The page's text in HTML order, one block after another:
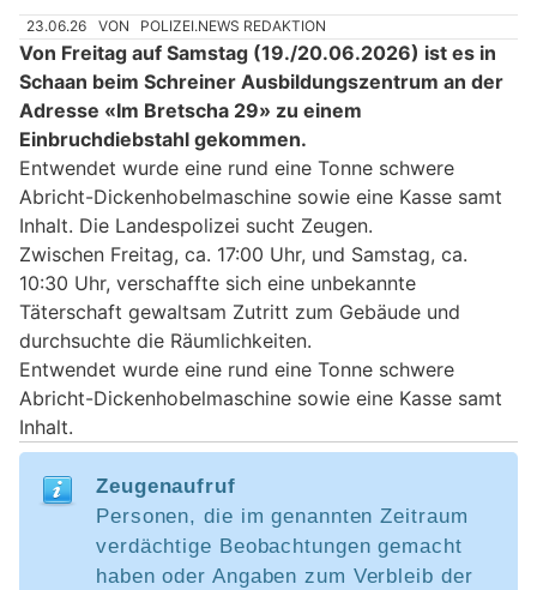
23.06.26 VON POLIZEI.NEWS REDAKTION
Von Freitag auf Samstag (19./20.06.2026) ist es in
Schaan beim Schreiner Ausbildungszentrum an der
Adresse «Im Bretscha 29» zu einem
Einbruchdiebstahl gekommen.
Entwendet wurde eine rund eine Tonne schwere
Abricht-Dickenhobelmaschine sowie eine Kasse samt
Inhalt. Die Landespolizei sucht Zeugen.
Zwischen Freitag, ca. 17:00 Uhr, und Samstag, ca.
10:30 Uhr, verschaffte sich eine unbekannte
Täterschaft gewaltsam Zutritt zum Gebäude und
durchsuchte die Räumlichkeiten.
Entwendet wurde eine rund eine Tonne schwere
Abricht-Dickenhobelmaschine sowie eine Kasse samt
Inhalt.
Zeugenaufruf
Personen, die im genannten Zeitraum
verdächtige Beobachtungen gemacht
haben oder Angaben zum Verbleib der